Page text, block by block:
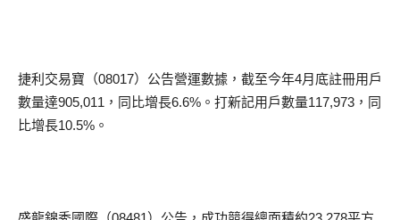
捷利交易寶（08017）公告營運數據，截至今年4月底註冊用戶
數量達905,011，同比增長6.6%。打新記用戶數量117,973，同
比增長10.5%。